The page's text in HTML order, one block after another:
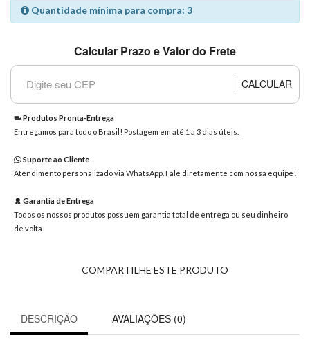
(81)9
WhatsApp
Envie-
nos uma
Quantidade mínima para compra: 3
Calcular Prazo e Valor do Frete
CALCULAR
Produtos Pronta-Entrega
Entregamos para todo o Brasil! Postagem em até 1 a 3 dias úteis.
Suporte ao Cliente
Atendimento personalizado via WhatsApp. Fale diretamente com nossa equipe!
Garantia de Entrega
Todos os nossos produtos possuem garantia total de entrega ou seu dinheiro
de volta.
COMPARTILHE ESTE PRODUTO
DESCRIÇÃO AVALIAÇÕES (0)